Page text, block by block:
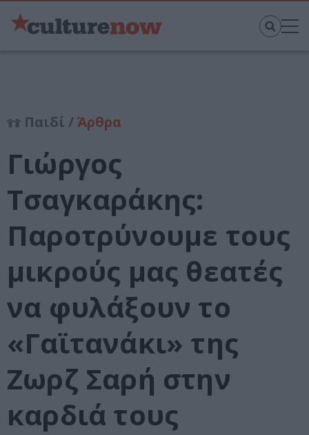
Παιδί /Άρθρα
Γιώργος
Τσαγκαράκης:
Παροτρύνουμε τους
μικρούς μας θεατές
να φυλάξουν το
«Γαϊτανάκι» της
Ζωρζ Σαρή στην
καρδιά τους